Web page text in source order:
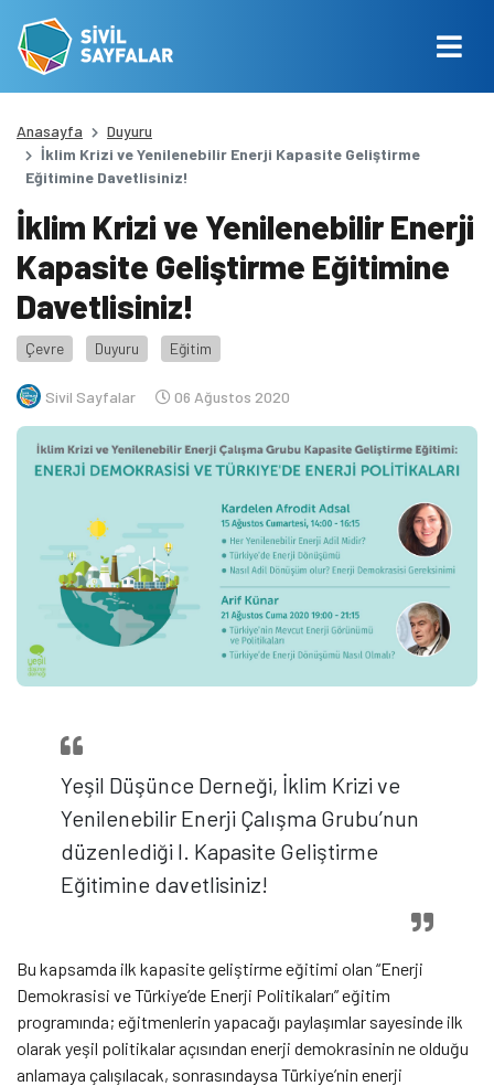
Anasayfa
Duyuru
İklim Krizi ve Yenilenebilir Enerji Kapasite Geliştirme
Eğitimine Davetlisiniz!
İklim Krizi ve Yenilenebilir Enerji
Kapasite Geliştirme Eğitimine
Davetlisiniz!
Çevre Duyuru Eğitim
Sivil Sayfalar 06 Ağustos 2020
Yeşil Düşünce Derneği, İklim Krizi ve
Yenilenebilir Enerji Çalışma Grubu’nun
düzenlediği I. Kapasite Geliştirme
Eğitimine davetlisiniz!
Bu kapsamda ilk kapasite geliştirme eğitimi olan “Enerji
Demokrasisi ve Türkiye’de Enerji Politikaları” eğitim
programında; eğitmenlerin yapacağı paylaşımlar sayesinde ilk
olarak yeşil politikalar açısından enerji demokrasinin ne olduğu
anlamaya çalışılacak, sonrasındaysa Türkiye’nin enerji